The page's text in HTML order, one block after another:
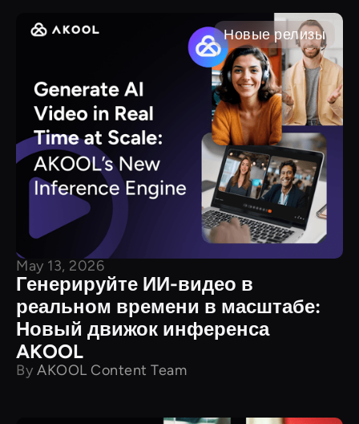
Новые релизы
May 13, 2026
Генерируйте ИИ-видео в
реальном времени в масштабе:
Новый движок инференса
AKOOL
By AKOOL Content Team